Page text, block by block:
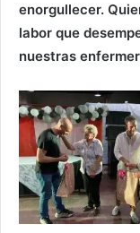
enorgullecer.
labor que
nuestras